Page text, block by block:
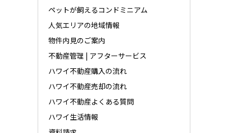
ペットが飼えるコンドミニアム
人気エリアの地域情報
物件内見のご案内
不動産管理 | アフターサービス
ハワイ不動産購入の流れ
ハワイ不動産売却の流れ
ハワイ不動産よくある質問
ハワイ生活情報